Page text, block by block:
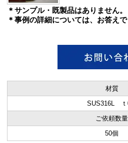
＊サンプル・既製品はありません。
＊事例の詳細については、お答えで
材質
SUS316L ｔ
ご依頼数量
50個